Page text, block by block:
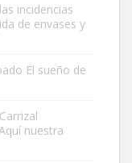
alemán,
incidencias
de envases y
El sueño de
nuestra